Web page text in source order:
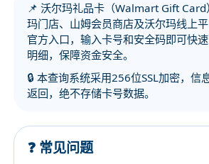
📌 沃尔玛礼品卡（Walmart Gift Card
玛门店、山姆会员商店及沃尔玛线上
官方入口，输入卡号和安全码即可快
明细，保障资金安全。
🔒 本查询系统采用256位SSL加密，信
返回，绝不存储卡号数据。
❓ 常见问题